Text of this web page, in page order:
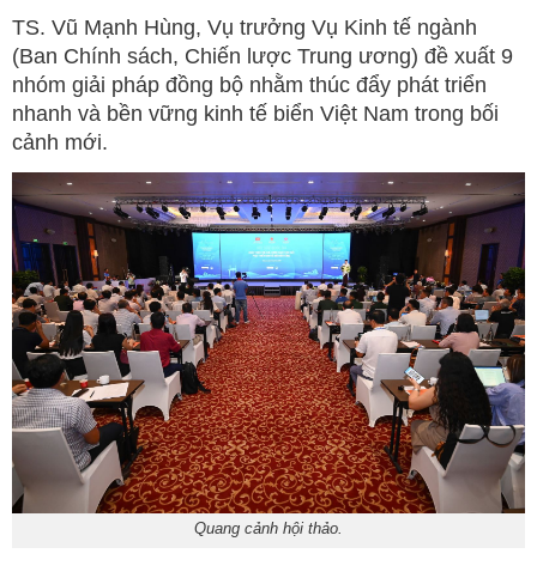
TS. Vũ Mạnh Hùng, Vụ trưởng Vụ Kinh tế ngành
(Ban Chính sách, Chiến lược Trung ương) đề xuất 9
nhóm giải pháp đồng bộ nhằm thúc đẩy phát triển
nhanh và bền vững kinh tế biển Việt Nam trong bối
cảnh mới.
Quang cảnh hội thảo.